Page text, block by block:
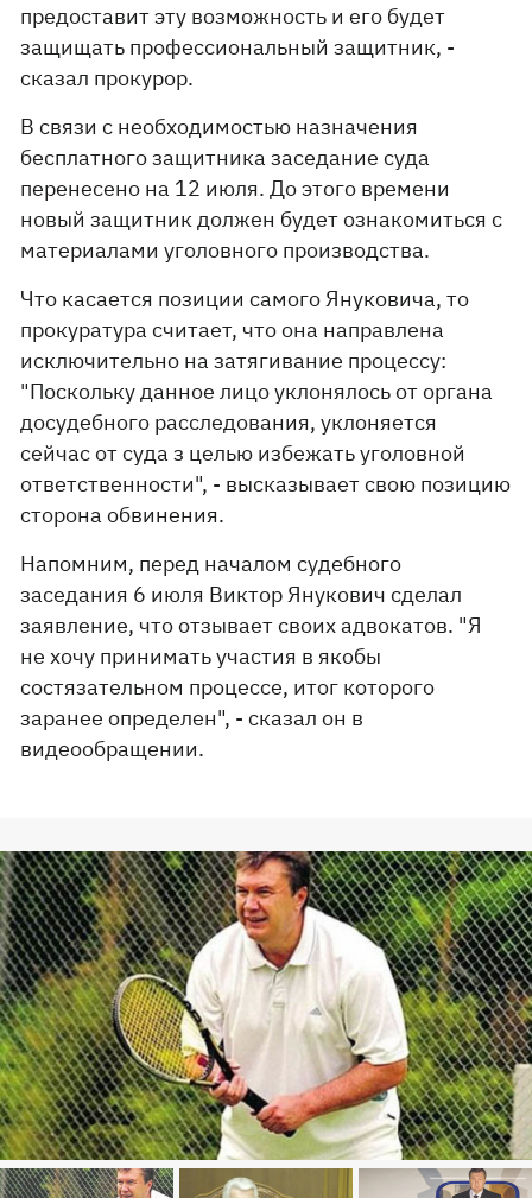
предоставит эту возможность и его будет
защищать профессиональный защитник, -
сказал прокурор.
В связи с необходимостью назначения
бесплатного защитника заседание суда
перенесено на 12 июля. До этого времени
новый защитник должен будет ознакомиться с
материалами уголовного производства.
Что касается позиции самого Януковича, то
прокуратура считает, что она направлена
исключительно на затягивание процессу:
"Поскольку данное лицо уклонялось от органа
досудебного расследования, уклоняется
сейчас от суда з целью избежать уголовной
ответственности", - высказывает свою позицию
сторона обвинения.
Напомним, перед началом судебного
заседания 6 июля Виктор Янукович сделал
заявление, что отзывает своих адвокатов. "Я
не хочу принимать участия в якобы
состязательном процессе, итог которого
заранее определен", - сказал он в
видеообращении.